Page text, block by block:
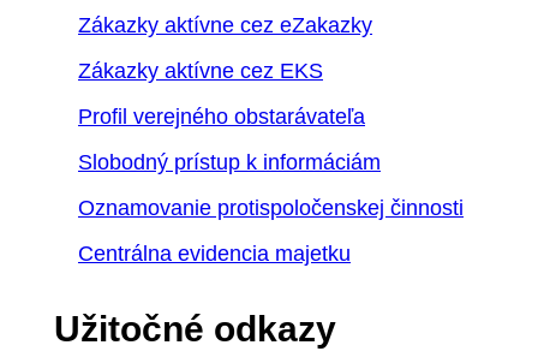
Zákazky aktívne cez eZakazky
Zákazky aktívne cez EKS
Profil verejného obstarávateľa
Slobodný prístup k informáciám
Oznamovanie protispoločenskej činnosti
Centrálna evidencia majetku
Užitočné odkazy